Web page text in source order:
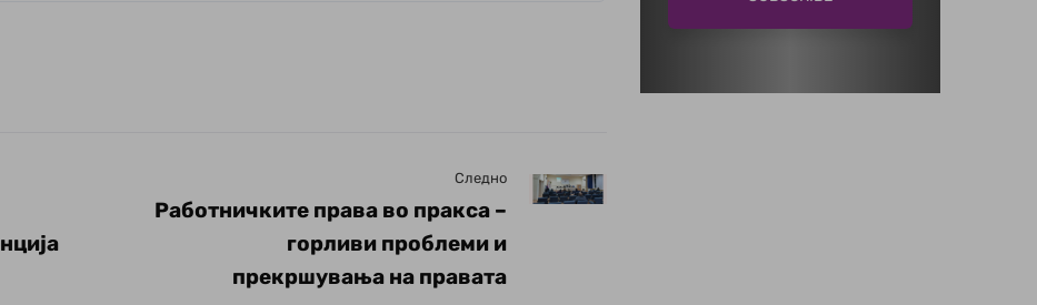
Следно
Работничките права во пракса –
горливи проблеми и
прекршувања на правата